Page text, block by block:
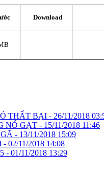
Download
THẤT BẠI - 26/11/2018
NÓ GẠT - 15/11/2018 11:46
- 13/11/2018 15:09
- 02/11/2018 14:08
- 01/11/2018 13:29